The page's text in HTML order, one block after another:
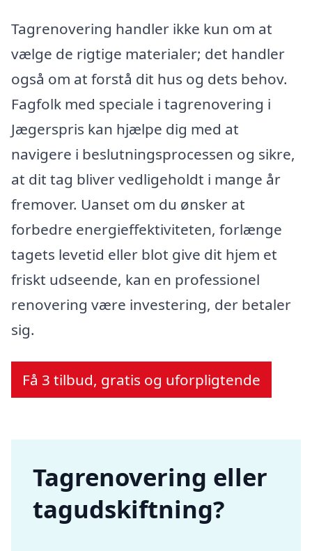
Tagrenovering handler ikke kun om at
vælge de rigtige materialer; det handler
også om at forstå dit hus og dets behov.
Fagfolk med speciale i tagrenovering i
Jægerspris kan hjælpe dig med at
navigere i beslutningsprocessen og sikre,
at dit tag bliver vedligeholdt i mange år
fremover. Uanset om du ønsker at
forbedre energieffektiviteten, forlænge
tagets levetid eller blot give dit hjem et
friskt udseende, kan en professionel
renovering være investering, der betaler
sig.
Få 3 tilbud, gratis og uforpligtende
Tagrenovering eller
tagudskiftning?